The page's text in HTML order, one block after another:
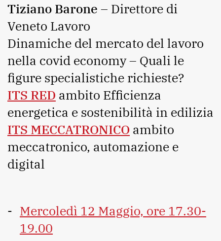
Tiziano Barone – Direttore di
Veneto Lavoro
Dinamiche del mercato del lavoro
nella covid economy – Quali le
figure specialistiche richieste?
ITS RED ambito Efficienza
energetica e sostenibilità in edilizia
ITS MECCATRONICO ambito
meccatronico, automazione e
digital
Mercoledì 12 Maggio, ore 17.30-
19.00